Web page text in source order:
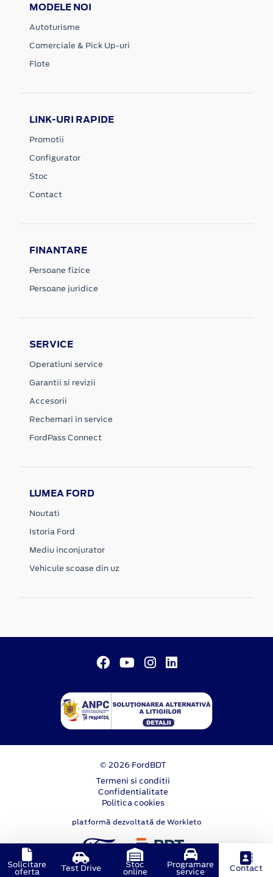
MODELE NOI
Autoturisme
Comerciale & Pick Up-uri
Flote
LINK-URI RAPIDE
Promotii
Configurator
Stoc
Contact
FINANTARE
Persoane fizice
Persoane juridice
SERVICE
Operatiuni service
Garantii si revizii
Accesorii
Rechemari in service
FordPass Connect
LUMEA FORD
Noutati
Istoria Ford
Mediu inconjurator
Vehicule scoase din uz
© 2026 FordBDT
Termeni si conditii
Confidentialitate
Politica cookies
platformă dezvoltată de Workleto
Solicitare
oferta Test Drive Stoc
online
Programare
service Contact